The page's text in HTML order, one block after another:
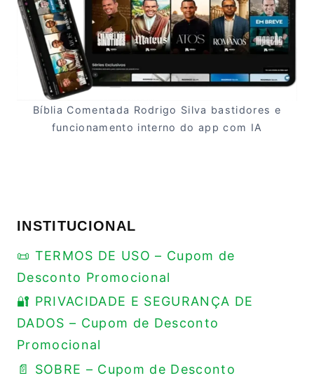
Bíblia Comentada Rodrigo Silva bastidores e
funcionamento interno do app com IA
INSTITUCIONAL
📜 TERMOS DE USO – Cupom de
Desconto Promocional
🔐 PRIVACIDADE E SEGURANÇA DE
DADOS – Cupom de Desconto
Promocional
📄 SOBRE – Cupom de Desconto